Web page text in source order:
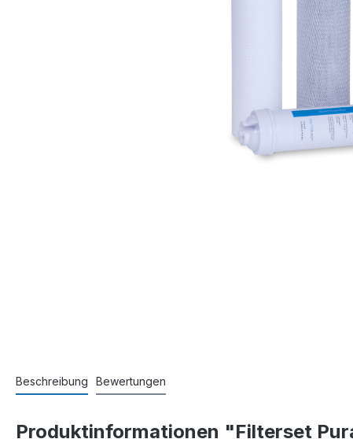
Beschreibung Bewertungen
Produktinformationen "Filterset